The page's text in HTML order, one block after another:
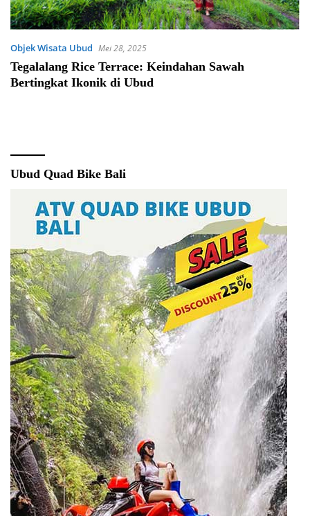
Objek Wisata Ubud Mei 28, 2025
Tegalalang Rice Terrace: Keindahan Sawah
Bertingkat Ikonik di Ubud
Ubud Quad Bike Bali